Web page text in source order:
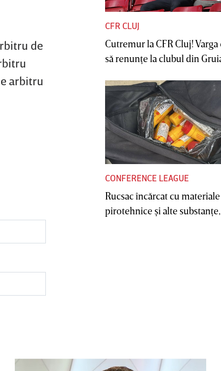
de
arbitru
CFR CLUJ
Cutremur la CFR Cluj! Varga
să renunţe la clubul din
CONFERENCE LEAGUE
Rucsac încărcat cu materiale
pirotehnice şi alte substanţe,